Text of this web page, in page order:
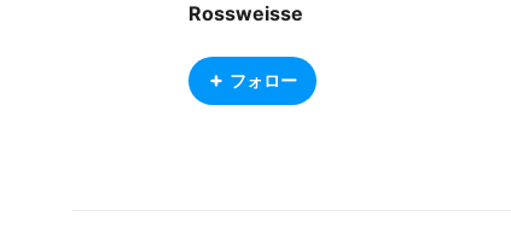
Rossweisse
フォロー